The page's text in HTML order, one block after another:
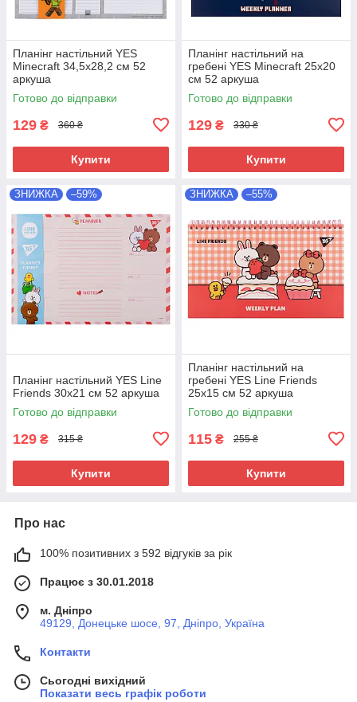
Планінг настільний YES
Minecraft 34,5x28,2 см 52
аркуша
Готово до відправки
129 ₴ 360 ₴
Купити
Планінг настільний на
гребені YES Minecraft 25х20
см 52 аркуша
Готово до відправки
129 ₴ 330 ₴
Купити
ЗНИЖКА –59%
Планінг настільний YES Line
Friends 30х21 см 52 аркуша
Готово до відправки
129 ₴ 315 ₴
Купити
ЗНИЖКА –55%
Планінг настільний на
гребeні YES Line Friends
25х15 см 52 аркуша
Готово до відправки
115 ₴ 255 ₴
Купити
Про нас
100% позитивних з 592 відгуків за рік
Працює з 30.01.2018
м. Дніпро
49129, Донецьке шосе, 97, Дніпро, Україна
Контакти
Сьогодні вихідний
Показати весь графік роботи